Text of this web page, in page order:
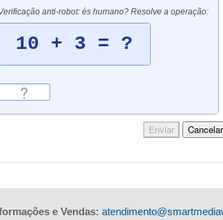
anti-robot: és humano? Resolve a operação:
e Vendas: